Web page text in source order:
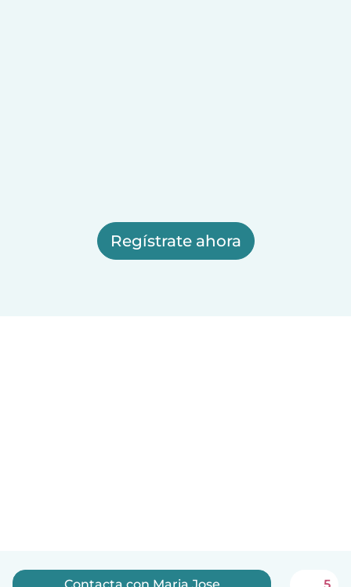
Regístrate ahora
Contacta con Maria Jose